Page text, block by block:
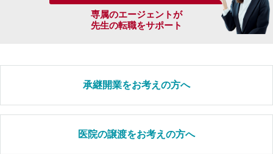
専属のエージェントが
先生の転職をサポート
承継開業をお考えの方へ
医院の譲渡をお考えの方へ